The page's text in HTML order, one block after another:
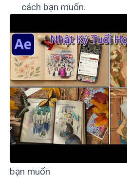
cách bạn muốn.
bạn muốn